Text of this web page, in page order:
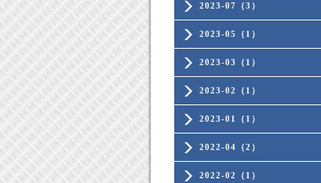
2023-07（3）
2023-05（1）
2023-03（1）
2023-02（1）
2023-01（1）
2022-04（2）
2022-02（1）